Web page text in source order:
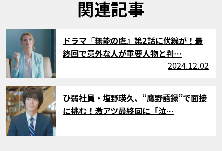
関連記事
サムネイル
ドラマ『無能の鷹』第2話に伏線が！最
終回で意外な人が重要人物と判…
2024.12.02
サムネイル
ひ弱社員・塩野瑛久、“鷹野語録”で面接
に挑む！激アツ最終回に「泣…